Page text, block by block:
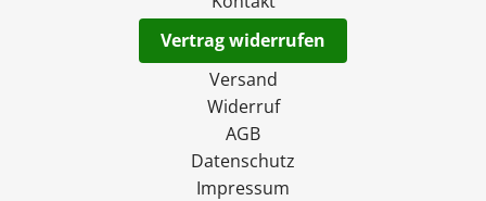
Vertrag widerrufen
Versand
Widerruf
AGB
Datenschutz
Impressum